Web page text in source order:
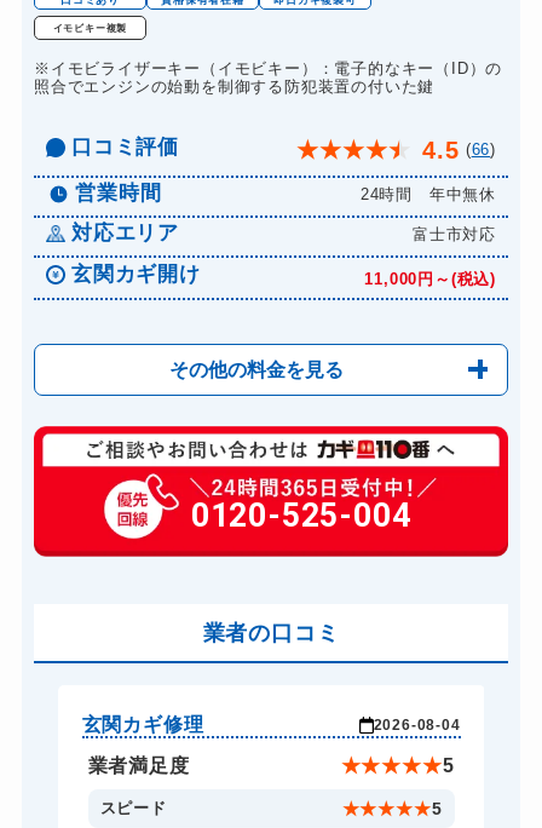
10,780円～(税込)
ドアノブカギ作成
ドアノブカギ交換 11,000円～(税込)
イモビキー複製
※イモビライザーキー（イモビキー）：電子的なキー（ID）の
照合でエンジンの始動を制御する防犯装置の付いた鍵
口コミ評価 ★★★★★ 4.5 (66)
営業時間 24時間 年中無休
対応エリア 富士市対応
玄関カギ開け 11,000円～(税込)
その他の料金を見る
玄関カギ修理 6,600円～(税込)
玄関カギ作成 14,300円～(税込)
玄関カギ交換 14,300円～(税込)
バイクカギ開け
スーツケースカギ開け 8,800円～(税込)
スーツケースカギ作成 8,800円～(税込)
金庫カギ開け 14,300円～(税込)
0120-525-004
業者の口コミ
玄関カギ修理 2026-08-04
業者満足度 ★★★★★5
スピード ★★★★★5